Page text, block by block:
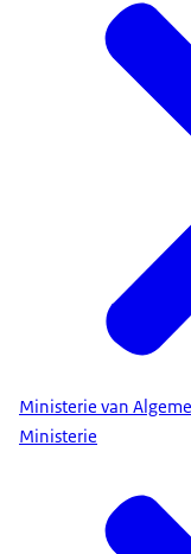
Ministerie van
Ministerie